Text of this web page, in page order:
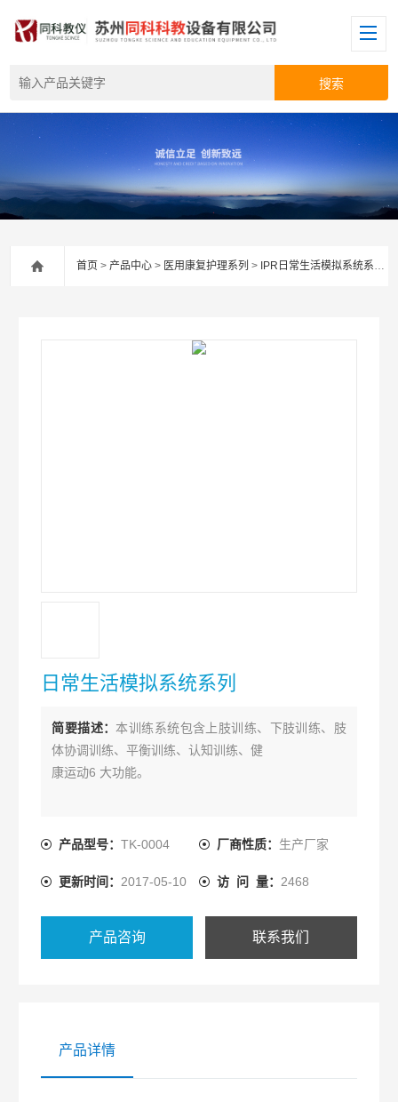
首页 >产品中心 > 医用康复护理系列 > IPR日常生活模拟系统系列
日常生活模拟系统系列
简要描述：本训练系统包含上肢训练、下肢训练、肢
体协调训练、平衡训练、认知训练、健
康运动6 大功能。
产品型号：TK-0004 厂商性质： 生产厂家
更新时间： 2017-05-10 访 问 量： 2468
产品咨询 联系我们
产品详情